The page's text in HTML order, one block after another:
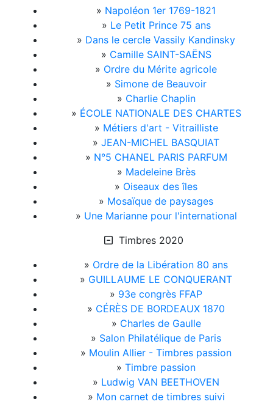
» Napoléon 1er 1769-1821
» Le Petit Prince 75 ans
» Dans le cercle Vassily Kandinsky
» Camille SAINT-SAËNS
» Ordre du Mérite agricole
» Simone de Beauvoir
» Charlie Chaplin
» ÉCOLE NATIONALE DES CHARTES
» Métiers d'art - Vitrailliste
» JEAN-MICHEL BASQUIAT
» N°5 CHANEL PARIS PARFUM
» Madeleine Brès
» Oiseaux des îles
» Mosaïque de paysages
» Une Marianne pour l'international
Timbres 2020
» Ordre de la Libération 80 ans
» GUILLAUME LE CONQUERANT
» 93e congrès FFAP
» CÉRÈS DE BORDEAUX 1870
» Charles de Gaulle
» Salon Philatélique de Paris
» Moulin Allier - Timbres passion
» Timbre passion
» Ludwig VAN BEETHOVEN
» Mon carnet de timbres suivi